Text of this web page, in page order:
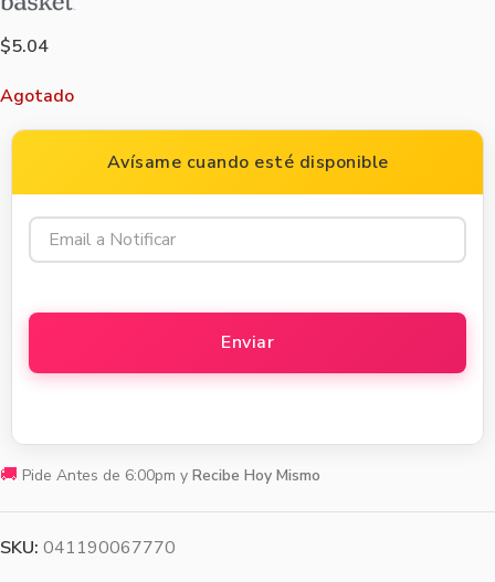
$5.04
Agotado
Avísame cuando esté disponible
🚚 Pide Antes de 6:00pm y Recibe Hoy Mismo
SKU: 041190067770